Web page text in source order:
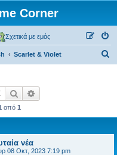
Corner
Σχετικά με εμάς
Scarlet & Violet
Αναζήτηση
από 1
νέα
08 Οκτ, 2023 7:19 pm